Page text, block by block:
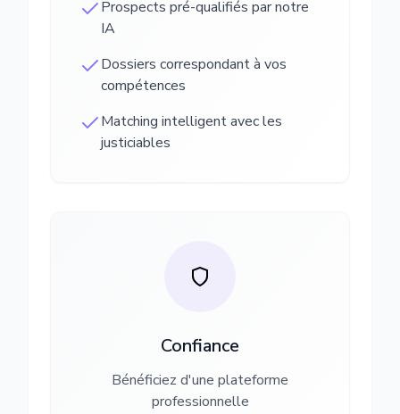
Prospects pré-qualifiés par notre
IA
Dossiers correspondant à vos
compétences
Matching intelligent avec les
justiciables
Confiance
Bénéficiez d'une plateforme
professionnelle